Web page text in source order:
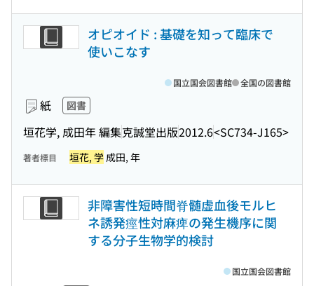
オピオイド : 基礎を知って臨床で
使いこなす
紙 図書
垣花学, 成田年 編集克誠堂出版2012.6<SC734-J165>
国立国会図書館 全国の図書館
著者標目 垣花, 学 成田, 年
非障害性短時間脊髄虚血後モルヒ
ネ誘発痙性対麻痺の発生機序に関
する分子生物学的検討
国立国会図書館